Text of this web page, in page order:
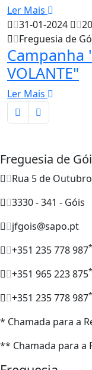
Ler Mais
31-01-2024
Freguesia de
Campanha
VOLANTE"
Ler Mais
Freguesia de
Rua 5 de
3330 - 341 - Góis
jfgois@sapo.pt
+351 235 778 987*
+351 965 223 875
+351 235 778 987*
* Chamada para a
** Chamada para a